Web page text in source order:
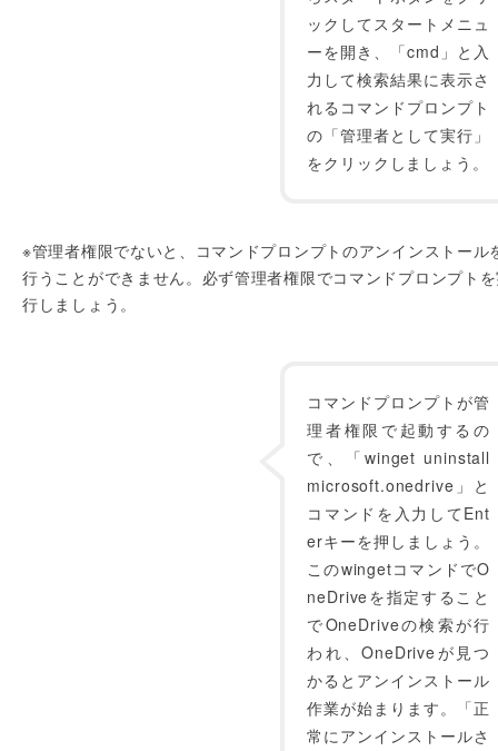
ックしてスタートメニュ
ーを開き、「cmd」と入
力して検索結果に表示さ
れるコマンドプロンプト
の「管理者として実行」
をクリックしましょう。
※管理者権限でないと、コマンドプロンプトのアンインストール
行うことができません。必ず管理者権限でコマンドプロンプト
行しましょう。
コマンドプロンプトが管
理者権限で起動するの
で、「winget uninstall
microsoft.onedrive」と
コマンドを入力してEnt
erキーを押しましょう。
このwingetコマンドでO
neDriveを指定すること
でOneDriveの検索が行
われ、OneDriveが見つ
かるとアンインストール
作業が始まります。「正
常にアンインストールさ